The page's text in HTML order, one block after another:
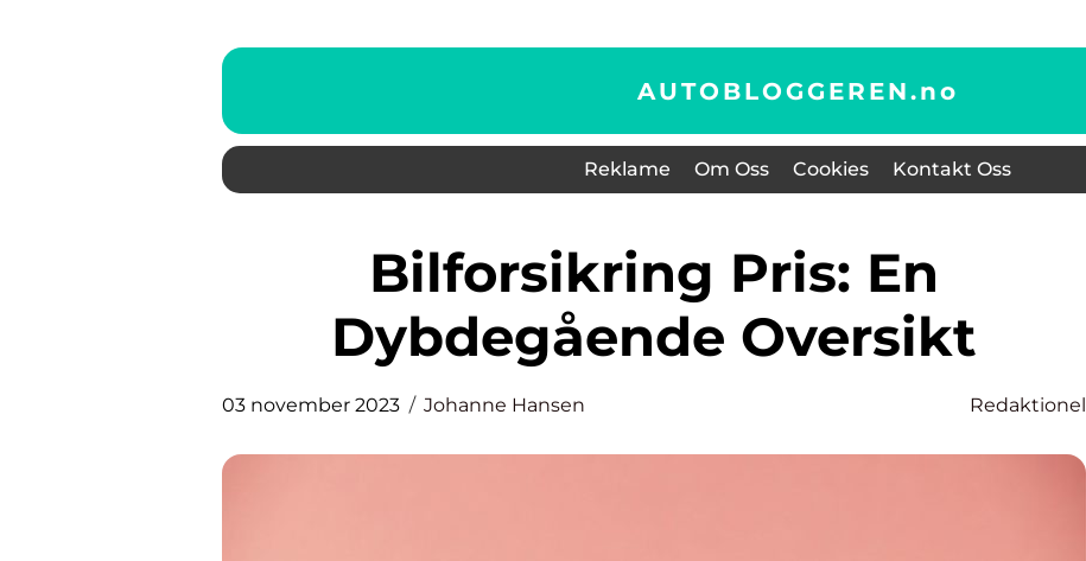
AUTOBLOGGEREN.no
Reklame Om Oss Cookies Kontakt Oss
Bilforsikring Pris: En
Dybdegående Oversikt
03 november 2023 Johanne Hansen Redaktionel